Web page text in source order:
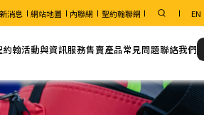
消息 網站地圖 內聯網 聖約翰聯網 EN
約翰
務
活動與資訊
近期活動
聖約翰通訊
服務
申請急救當值服務
售賣產品常見問題聯絡我們
我們的地